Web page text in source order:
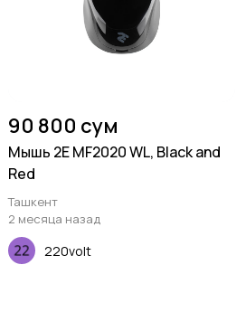
90 800 сум
Мышь 2E MF2020 WL, Black and
Red
Ташкент
2 месяца назад
220volt